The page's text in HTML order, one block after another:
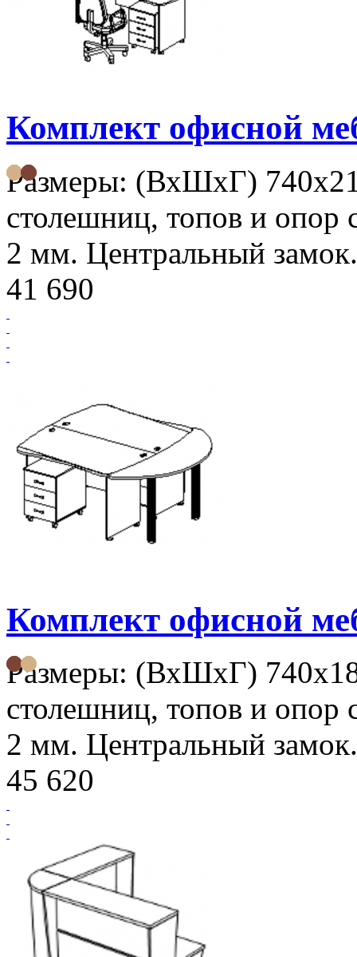
Комплект офисной
Размеры: (ВхШхГ)
столешниц, топов и
2 мм. Центральный
41 690
Комплект офисной
Размеры: (ВхШхГ)
столешниц, топов и
2 мм. Центральный
45 620